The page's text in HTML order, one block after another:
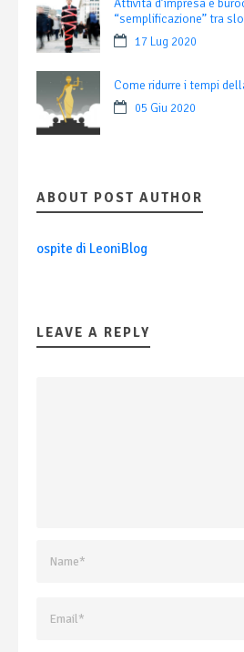
Attività d’impresa e
“semplificazione” tra
17 Lug 2020
Come ridurre i tempi
05 Giu 2020
ABOUT POST AUTHOR
ospite di LeoniBlog
LEAVE A REPLY